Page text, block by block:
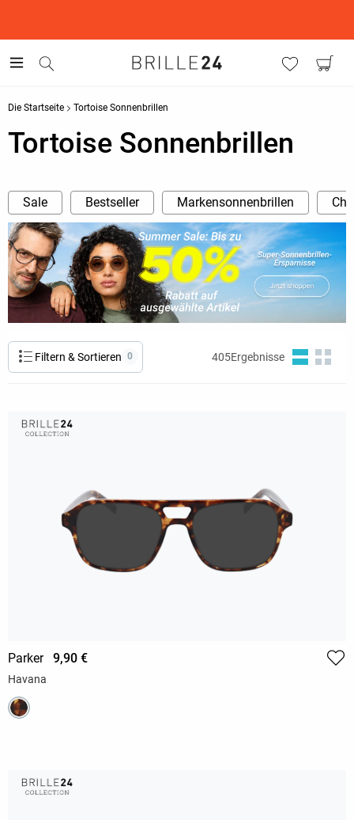
Die Startseite Tortoise Sonnenbrillen
Tortoise Sonnenbrillen
Sale Bestseller Markensonnenbrillen
Filtern & Sortieren 0 405Ergebnisse
Parker 9,90 €
Havana